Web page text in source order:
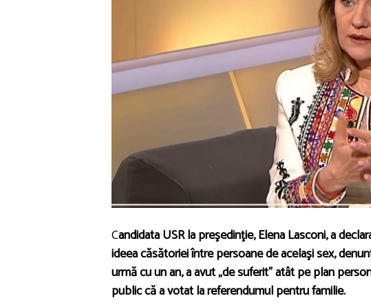
Candidata USR la preşedinţie, Elena Lasconi, a
ideea căsătoriei între persoane de acelaşi sex,
urmă cu un an, a avut „de suferit” atât pe plan
public că a votat la referendumul pentru familie.